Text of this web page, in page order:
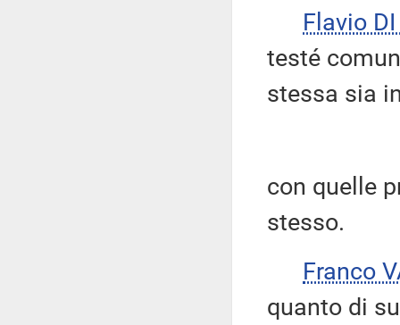
Flavio
testé
stessa sia
con quelle
stesso.
Franco
quanto di